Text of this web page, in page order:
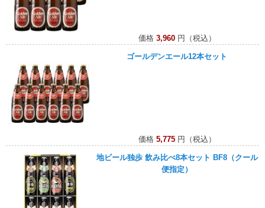
価格 3,960円（税込）
ゴールデンエール12本セット
価格 5,775円（税込）
地ビール独歩 飲み比べ8本セット BF8（クール
便指定）